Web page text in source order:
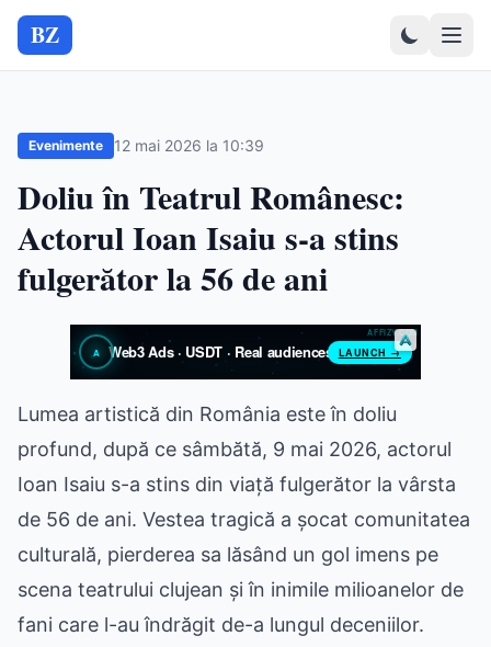
BZ
Evenimente 12 mai 2026 la 10:39
Doliu în Teatrul Românesc:
Actorul Ioan Isaiu s-a stins
fulgerător la 56 de ani
Lumea artistică din România este în doliu
profund, după ce sâmbătă, 9 mai 2026, actorul
Ioan Isaiu s-a stins din viață fulgerător la vârsta
de 56 de ani. Vestea tragică a șocat comunitatea
culturală, pierderea sa lăsând un gol imens pe
scena teatrului clujean și în inimile milioanelor de
fani care l-au îndrăgit de-a lungul deceniilor.